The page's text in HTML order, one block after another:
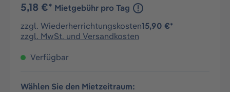
Mietgebühr pro Tag
5,18 €*
zzgl. Wiederherrichtungskosten15,90 €*
zzgl. MwSt. und Versandkosten
Verfügbar
Wählen Sie den Mietzeitraum: